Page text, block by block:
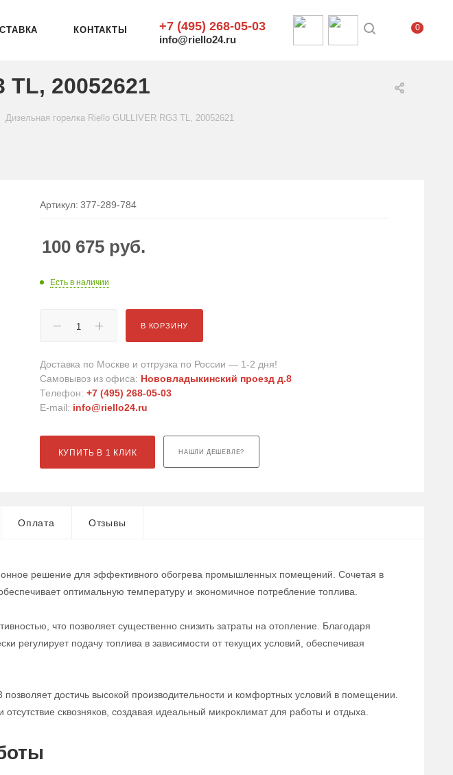
КОНТАКТЫ +7 (495) 268-05-03
info@riello24.ru
0
TL, 20052621
Дизельная горелка Riello GULLIVER RG3 TL, 20052621
Артикул: 377-289-784
100 675 руб.
Есть в наличии
В КОРЗИНУ
Доставка по Москве и отгрузка по России — 1-2 дня!
Самовывоз из офиса: Нововладыкинский проезд д.8
Телефон:+7 (495) 268-05-03
E-mail: info@riello24.ru
КУПИТЬ В 1 КЛИК НАШЛИ ДЕШЕВЛЕ?
Оплата Отзывы
решение для эффективного обогрева промышленных помещений. Сочетая в
оптимальную температуру и экономичное потребление топлива.
что позволяет существенно снизить затраты на отопление. Благодаря
регулирует подачу топлива в зависимости от текущих условий, обеспечивая
достичь высокой производительности и комфортных условий в помещении.
сквозняков, создавая идеальный микроклимат для работы и отдыха.